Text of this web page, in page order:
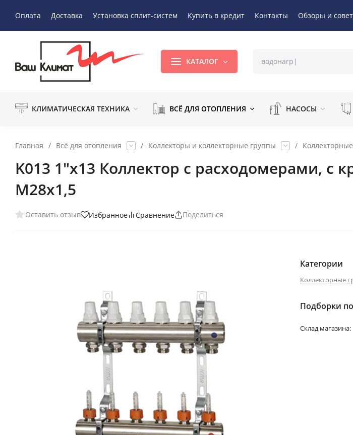
Оплата Доставка Установка сплит-систем Купить в кредит Контакты Обзоры и
КАТАЛОГ
КЛИМАТИЧЕСКАЯ ТЕХНИКА ВСЁ ДЛЯ ОТОПЛЕНИЯ НАСОСЫ
Главная / Всё для отопления / Коллекторы и коллекторные группы /
K013 1"x13 Коллектор с расходомерами, с
М28х1,5
Оставить отзыв Избранное Сравнение Поделиться
Категории
Коллекторные
Подборки
Склад магазина: